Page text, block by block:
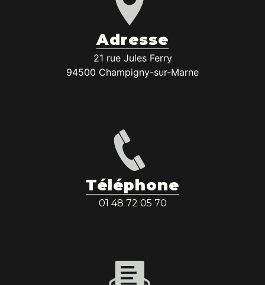
Adresse
21 rue Jules Ferry
94500 Champigny-sur-Marne
Téléphone
01 48 72 05 70